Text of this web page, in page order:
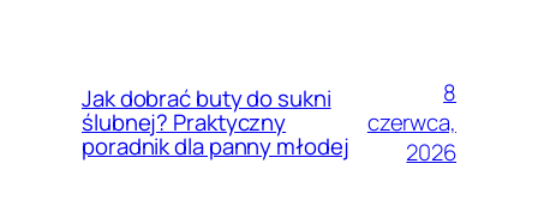
Jak dobrać buty do sukni
ślubnej? Praktyczny
poradnik dla panny młodej
8
czerwca,
2026